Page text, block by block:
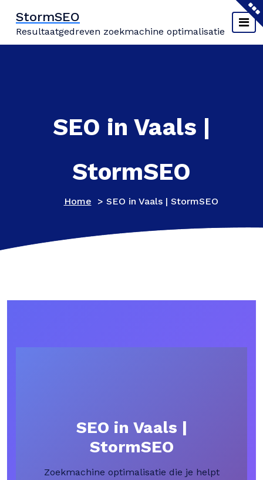
inhoud
springen
StormSEO
Resultaatgedreven zoekmachine optimalisatie
SEO in Vaals |
StormSEO
Home > SEO in Vaals | StormSEO
SEO in Vaals |
StormSEO
Zoekmachine optimalisatie die je helpt